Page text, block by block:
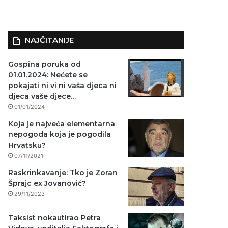
NAJČITANIJE
Gospina poruka od
01.01.2024: Nećete se
pokajati ni vi ni vaša djeca ni
djeca vaše djece…
01/01/2024
Koja je najveća elementarna
nepogoda koja je pogodila
Hrvatsku?
07/11/2021
Raskrinkavanje: Tko je Zoran
Šprajc ex Jovanović?
29/11/2023
Taksist nokautirao Petra